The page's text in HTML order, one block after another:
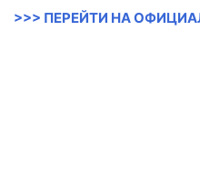
>>> ПЕРЕЙТИ НА